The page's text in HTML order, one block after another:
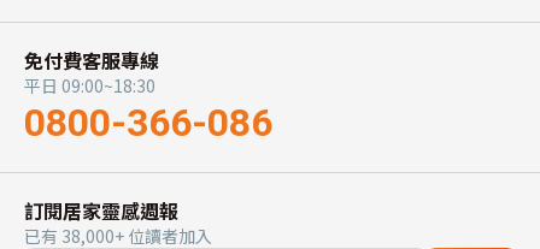
免付費客服專線
平日 09:00~18:30
0800-366-086
訂閱居家靈感週報
已有 38,000+ 位讀者加入